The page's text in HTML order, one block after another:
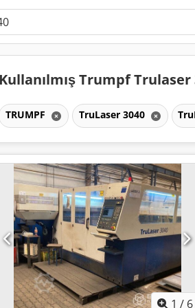
Kullanılmış Trumpf Trulaser
TRUMPF TruLaser 3040
1 / 6